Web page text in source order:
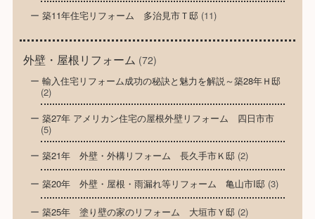
築11年住宅リフォーム 多治見市Ｔ邸(11)
外壁・屋根リフォーム (72)
輸入住宅リフォーム成功の秘訣と魅力を解説～築28年Ｈ邸
(2)
築27年 アメリカン住宅の屋根外壁リフォーム 四日市市
(5)
築21年 外壁・外構リフォーム 長久手市Ｋ邸(2)
築20年 外壁・屋根・雨漏れ等リフォーム 亀山市I邸(3)
築25年 塗り壁の家のリフォーム 大垣市Ｙ邸(2)